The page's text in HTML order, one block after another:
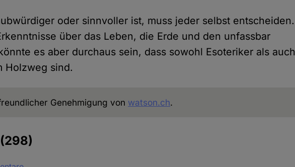
oder sinnvoller ist, muss jeder selbst entscheiden.
über das Leben, die Erde und den unfassbar
es aber durchaus sein, dass sowohl Esoteriker als auch
Holzweg sind.
Genehmigung von watson.ch.
(298)